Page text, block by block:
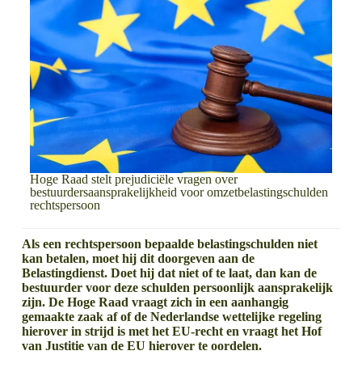
Hoge Raad stelt prejudiciële vragen over
bestuurdersaansprakelijkheid voor omzetbelastingschulden
rechtspersoon
Als een rechtspersoon bepaalde belastingschulden niet
kan betalen, moet hij dit doorgeven aan de
Belastingdienst. Doet hij dat niet of te laat, dan kan de
bestuurder voor deze schulden persoonlijk aansprakelijk
zijn. De Hoge Raad vraagt zich in een aanhangig
gemaakte zaak af of de Nederlandse wettelijke regeling
hierover in strijd is met het EU-recht en vraagt het Hof
van Justitie van de EU hierover te oordelen.